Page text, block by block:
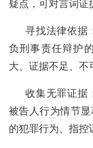
疑点，可对言词证
寻找法律依据
负刑事责任辩护
大、证据不足、不
收集无罪证据
被告人行为情节
的犯罪行为、指控